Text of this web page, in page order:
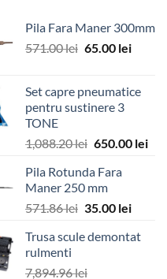
Pila Fara Maner 300mm
571.00lei Prețul
fost:
571.00 lei.
65.00 leiPrețul
65.00
Set capre pneumatice
pentru sustinere 3
TONE
1,088.20lei Prețul
a
fost:
1,088.20 lei.
650.00 lei
Pila Rotunda Fara
Maner 250 mm
571.86lei Prețul
a
571.86 lei.
35.00 leiPrețul
este:
Trusa scule demontat
rulmenti
7,894.96lei